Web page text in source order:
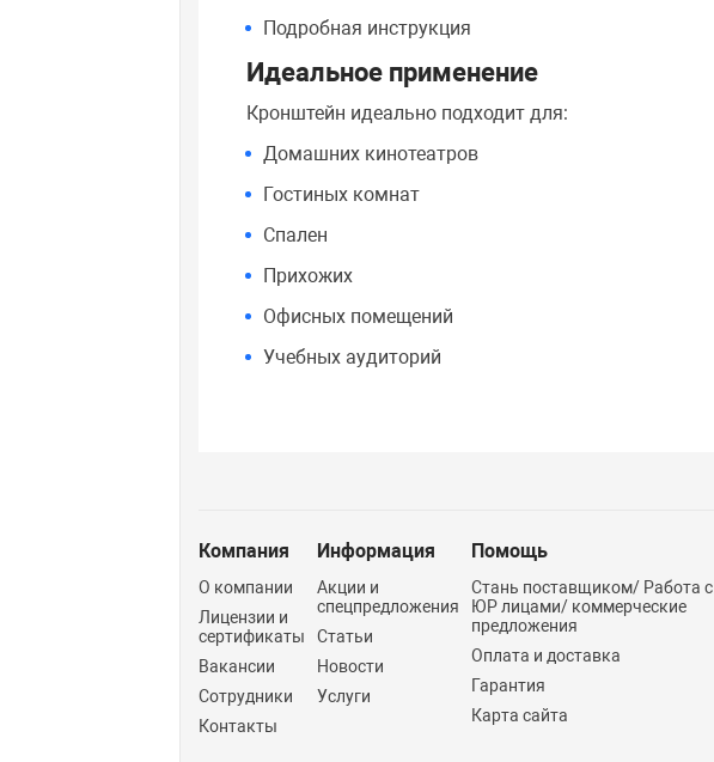
Подробная инструкция
Идеальное применение
Кронштейн идеально подходит для:
Домашних кинотеатров
Гостиных комнат
Спален
Прихожих
Офисных помещений
Учебных аудиторий
Компания
О компании
Лицензии и
сертификаты
Вакансии
Сотрудники
Контакты
Информация
Акции и
спецпредложения
Статьи
Новости
Услуги
Помощь
Стань поставщиком/ Работа с
ЮР лицами/ коммерческие
предложения
Оплата и доставка
Гарантия
Карта сайта